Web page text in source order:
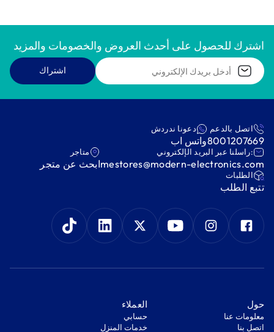
اشترك للحصول على أحدث العروض والخصومات والمزيد
اشتراك
اتصل بالدعم
8001207669
دعونا ندردش
واتس اب
:راسلنا عبر البريد الإلكتروني
mestores@modern-electronics.com
متاجر
ابحث عن متجر
‫الطلبات‬
‫تتبع الطلب‬
‫حول‬
معلومات عنا
اتصل بنا
‫العملاء‬
‫حسابي‬
‫خدمات المنزل‬